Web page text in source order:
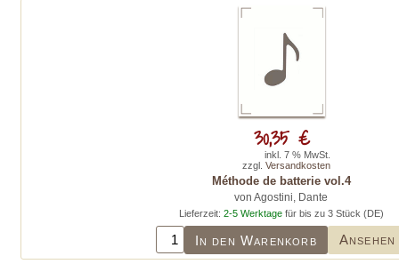
Méthode de batterie vol.4
von Agostini, Dante
Lieferzeit: 2-5 Werktagefür bis zu 3 Stück (DE)
In den Warenkorb Ansehen
30,35 €
inkl. 7 % MwSt.
zzgl. Versandkosten